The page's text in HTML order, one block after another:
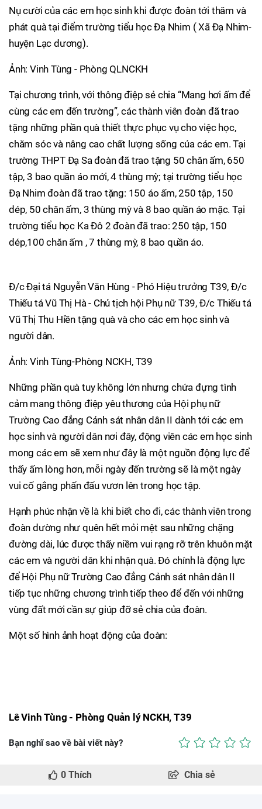
Nụ cười của các em học sinh khi được đoàn tới thăm và
phát quà tại điểm trường tiểu học Đạ Nhim ( Xã Đạ Nhim-
huyện Lạc dương).
Ảnh: Vinh Tùng - Phòng QLNCKH
Tại chương trình, với thông điệp sẻ chia “Mang hơi ấm để
cùng các em đến trường”, các thành viên đoàn đã trao
tặng những phần quà thiết thực phục vụ cho việc học,
chăm sóc và nâng cao chất lượng sống của các em. Tại
trường THPT Đạ Sa đoàn đã trao tặng 50 chăn ấm, 650
tập, 3 bao quần áo mới, 4 thùng mỳ; tại trường tiểu học
Đạ Nhim đoàn đã trao tặng: 150 áo ấm, 250 tập, 150
dép, 50 chăn ấm, 3 thùng mỳ và 8 bao quần áo mặc. Tại
trường tiểu học Ka Đô 2 đoàn đã trao: 250 tập, 150
dép,100 chăn ấm , 7 thùng mỳ, 8 bao quần áo.
Đ/c Đại tá Nguyễn Văn Hùng - Phó Hiệu trưởng T39, Đ/c
Thiếu tá Vũ Thị Hà - Chủ tịch hội Phụ nữ T39, Đ/c Thiếu tá
Vũ Thị Thu Hiền tặng quà và cho các em học sinh và
người dân.
Ảnh: Vinh Tùng-Phòng NCKH, T39
Những phần quà tuy không lớn nhưng chứa đựng tình
cảm mang thông điệp yêu thương của Hội phụ nữ
Trường Cao đẳng Cảnh sát nhân dân II dành tới các em
học sinh và người dân nơi đây, động viên các em học sinh
mong các em sẽ xem như đây là một nguồn động lực để
thấy ấm lòng hơn, mỗi ngày đến trường sẽ là một ngày
vui cố gắng phấn đấu vươn lên trong học tập.
Hạnh phúc nhận về là khi biết cho đi, các thành viên trong
đoàn dường như quên hết mỏi mệt sau những chặng
đường dài, lúc được thấy niềm vui rạng rỡ trên khuôn mặt
các em và người dân khi nhận quà. Đó chính là động lực
để Hội Phụ nữ Trường Cao đẳng Cảnh sát nhân dân II
tiếp tục những chương trình tiếp theo để đến với những
vùng đất mới cần sự giúp đỡ sẻ chia của đoàn.
Một số hình ảnh hoạt động của đoàn:
Lê Vinh Tùng - Phòng Quản lý NCKH, T39
Bạn nghĩ sao về bài viết này?
0 Thích Chia sẻ